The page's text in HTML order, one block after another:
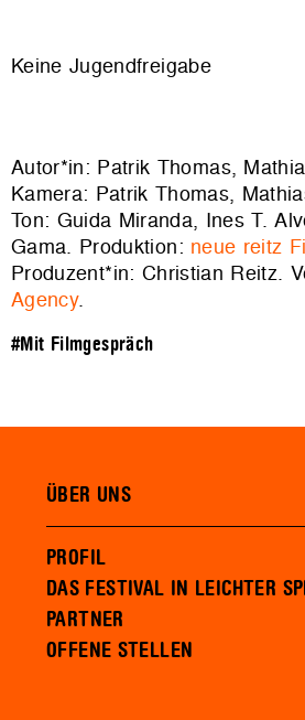
Keine Jugendfreigabe
Autor*in: Patrik Thomas,
Kamera: Patrik Thomas,
Ton: Guida Miranda, Ines T.
Gama. Produktion: neue reitz
Produzent*in: Christian Reitz.
Agency.
#Mit Filmgespräch
ÜBER UNS
PROFIL
DAS FESTIVAL IN LEICHTER
PARTNER
OFFENE STELLEN